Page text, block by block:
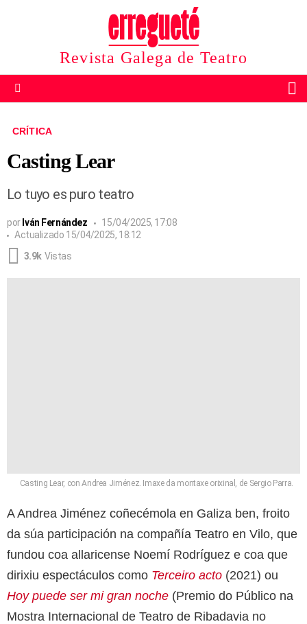
Revista Galega de Teatro
CRÍTICA
Casting Lear
Lo tuyo es puro teatro
por Iván Fernández
15/04/2025, 17:08
Actualizado 15/04/2025, 18:12
3.9k Vistas
Casting Lear, con Andrea Jiménez. Imaxe da montaxe orixinal, de Sergio Parra.
A Andrea Jiménez coñecémola en Galiza ben, froito
da súa participación na compañía Teatro en Vilo, que
fundou coa allaricense Noemí Rodríguez e coa que
dirixiu espectáculos como Terceiro acto (2021) ou
Hoy puede ser mi gran noche (Premio do Público na
Mostra Internacional de Teatro de Ribadavia no